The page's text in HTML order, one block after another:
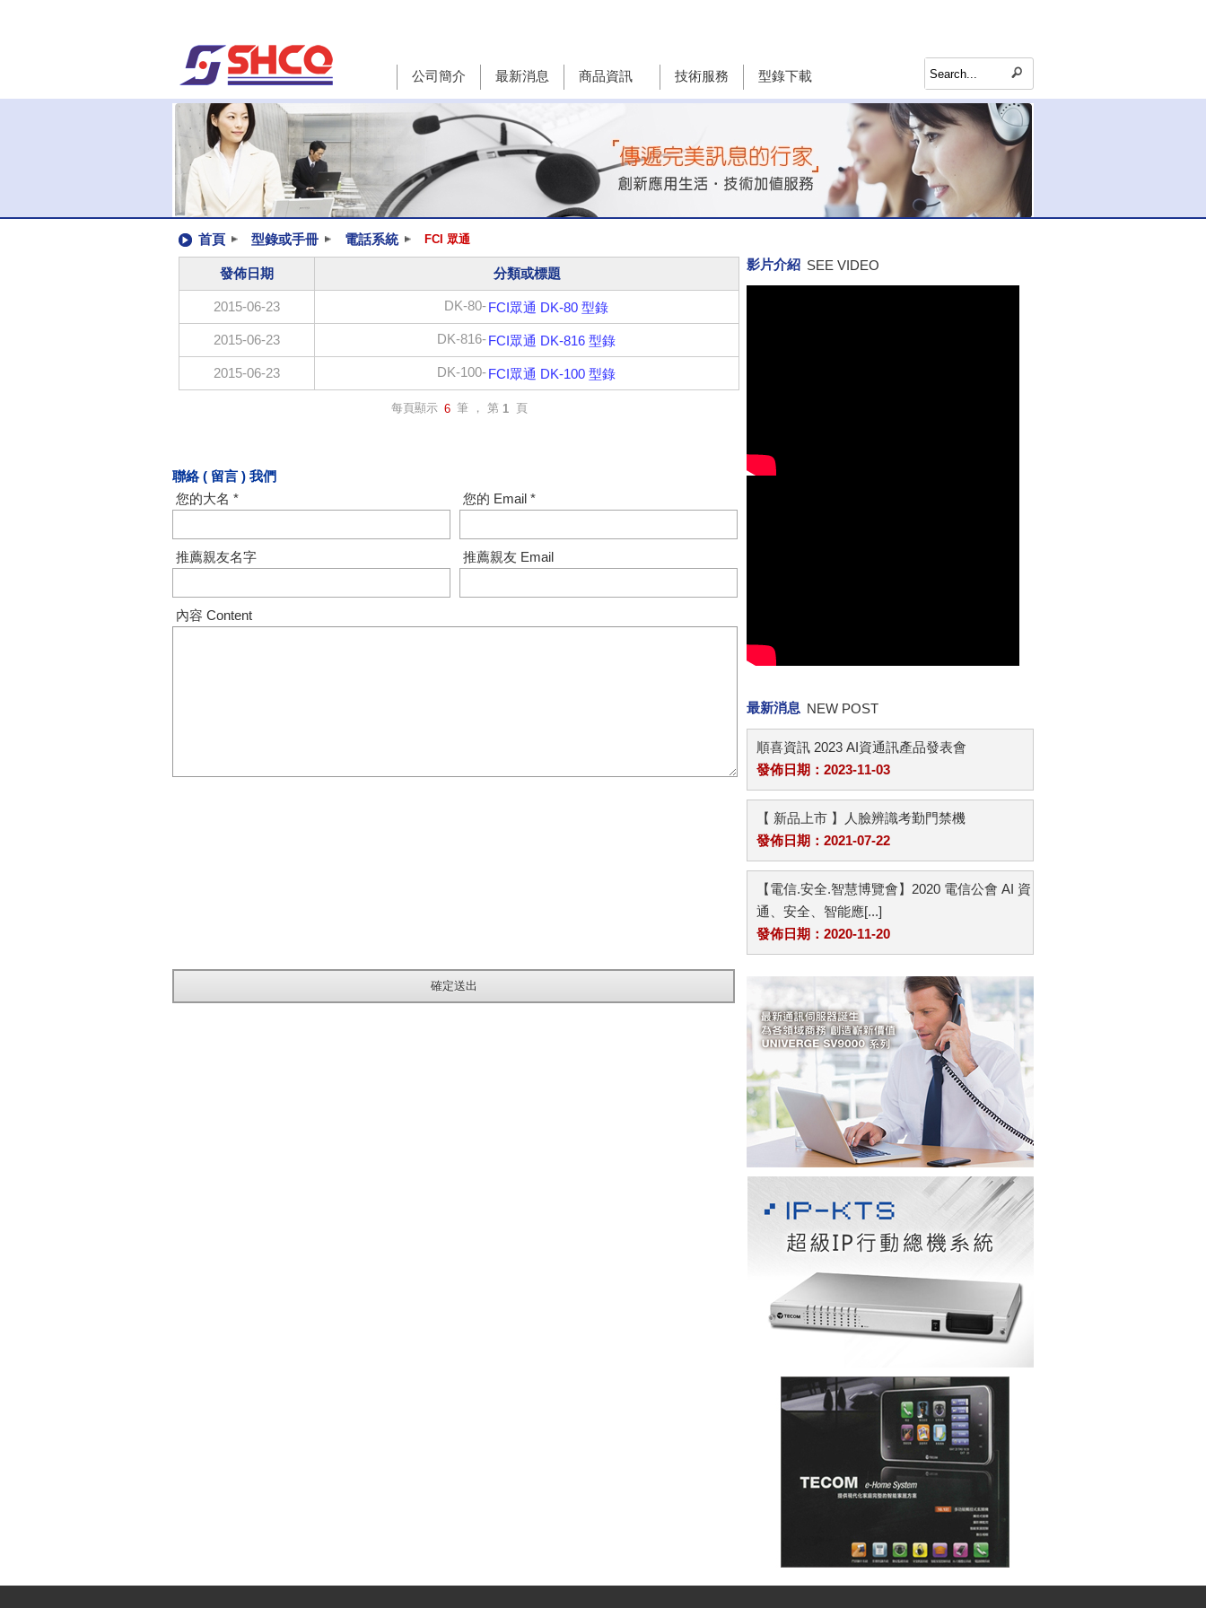
公司簡介 最新消息 商品資訊 技術服務 型錄下載
首頁 型錄或手冊 電話系統 FCI 眾通
發佈日期 分類或標題
2015-06-23 DK-80- FCI眾通 DK-80 型錄
2015-06-23 DK-816- FCI眾通 DK-816 型錄
2015-06-23 DK-100- FCI眾通 DK-100 型錄
每頁顯示 6 筆 ， 第 1頁
聯絡 ( 留言 ) 我們
您的大名 *
您的 Email *
推薦親友名字 推薦親友 Email
內容 Content
影片介紹 SEE VIDEO
最新消息 NEW POST
順喜資訊 2023 AI資通訊產品發表會
發佈日期：2023-11-03
【 新品上市 】人臉辨識考勤門禁機
發佈日期：2021-07-22
【電信.安全.智慧博覽會】2020 電信公會 AI 資
通、安全、智能應[...]
發佈日期：2020-11-20